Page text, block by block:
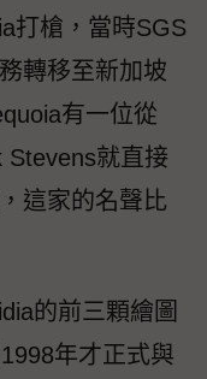
打槍，當時SGS
轉移至新加坡
有一位從
Stevens就直接
這家的名聲比
的前三顆繪圖
年才正式與